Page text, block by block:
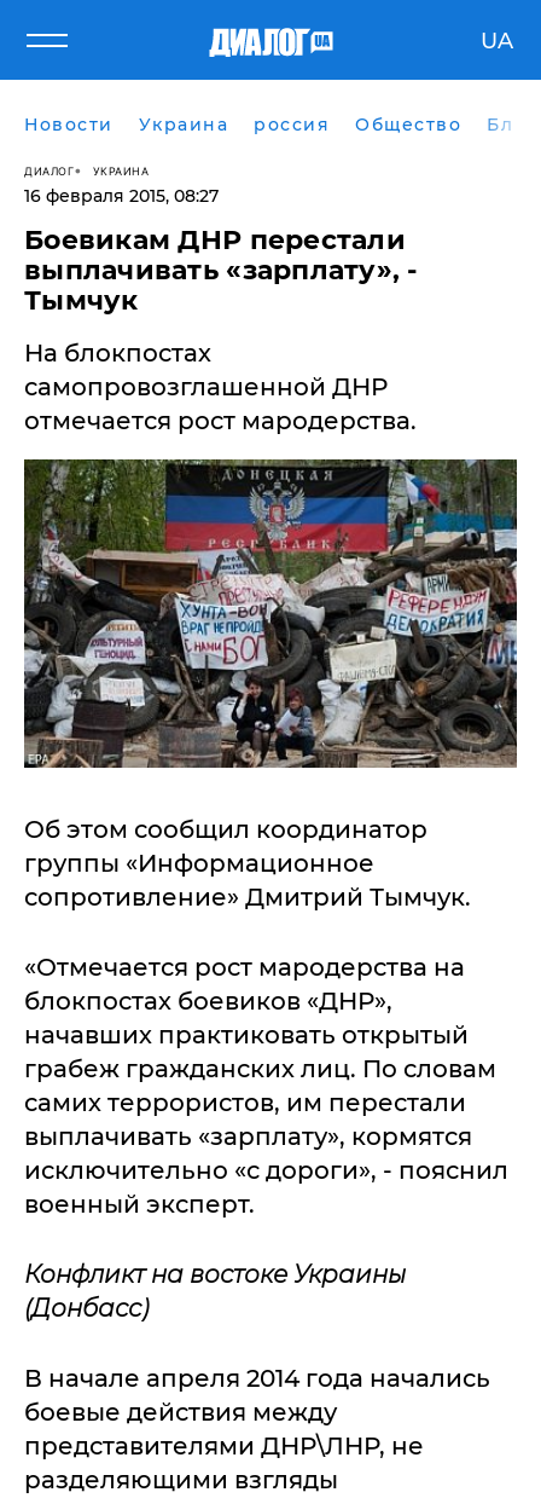
UA
Новости Украина россия Общество
ДИАЛОГ УКРАИНА
16 февраля 2015, 08:27
Боевикам ДНР перестали
выплачивать «зарплату», -
Тымчук
На блокпостах
самопровозглашенной ДНР
отмечается рост мародерства.
Об этом сообщил координатор
группы «Информационное
сопротивление» Дмитрий Тымчук.
«Отмечается рост мародерства на
блокпостах боевиков «ДНР»,
начавших практиковать открытый
грабеж гражданских лиц. По словам
самих террористов, им перестали
выплачивать «зарплату», кормятся
исключительно «с дороги», - пояснил
военный эксперт.
Конфликт на востоке Украины
(Донбасс)
В начале апреля 2014 года начались
боевые действия между
представителями ДНР\ЛНР, не
разделяющими взгляды